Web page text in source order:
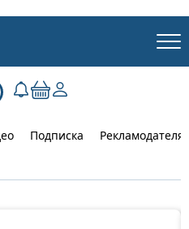
Подписка